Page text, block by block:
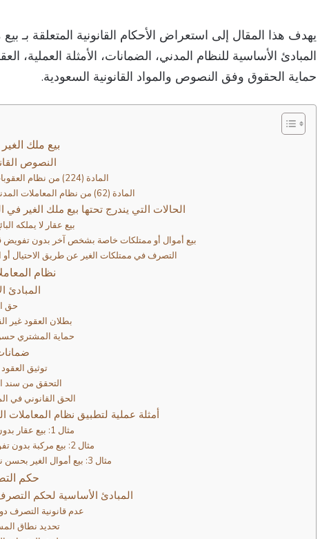
يهدف هذا المقال إلى استعراض الأحكام القانونية المتعلقة بـ
المبادئ الأساسية للنظام المدني، الضمانات، الأمثلة العملية،
حماية الحقوق وفق النصوص والمواد القانونية السعودية.
النصوص
المادة (224) من نظام العقوبات السعودي
المادة (62) من نظام المعاملات المدنية السعودي
الحالات التي يندرج تحتها بيع ملك الغير
1. بيع عقار لا يملكه
2. بيع أموال أو ممتلكات خاصة بشخص آخر بدون تفويض
3. التصرف في ممتلكات الغير عن طريق الاحتيال أو
نظام
المبادئ
1. حق
2. بطلان العقود غير
3. حماية المشتري
1. توثيق
2. التحقق من سند
3. الحق القانوني في
أمثلة عملية لتطبيق نظام المعاملات
مثال 1: بيع عقار بدون سند ملكية
مثال 2: بيع مركبة بدون تفويض قانوني
مثال 3: بيع أموال الغير بحسن نية المشتري
حكم
المبادئ الأساسية لحكم
1. عدم قانونية التصرف
2. تحديد نطاق